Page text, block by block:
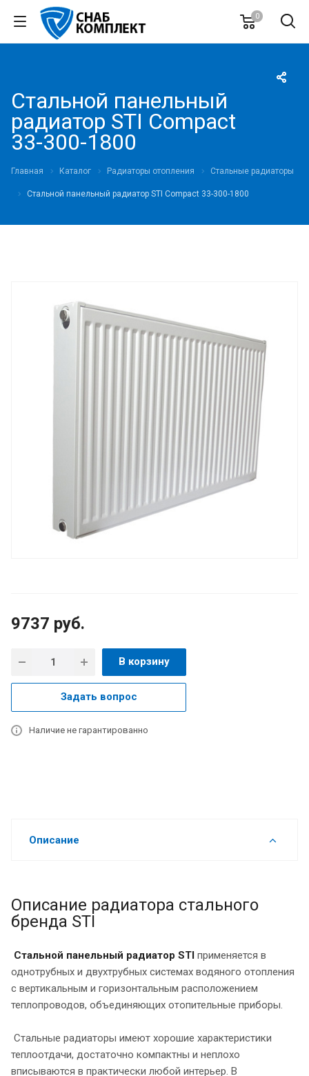
0
Стальной панельный
радиатор STI Compact
33-300-1800
Главная Каталог Радиаторы отопления Стальные радиаторы
Стальной панельный радиатор STI Compact 33-300-1800
9737 руб.
В корзину
Задать вопрос
Наличие не гарантированно
Описание
Описание радиатора стального
бренда STI
Стальной панельный радиатор STI применяется в
однотрубных и двухтрубных системах водяного отопления
с вертикальным и горизонтальным расположением
теплопроводов, объединяющих отопительные приборы.
Стальные радиаторы имеют хорошие характеристики
теплоотдачи, достаточно компактны и неплохо
вписываются в практически любой интерьер. В